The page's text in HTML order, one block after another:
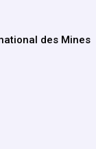
des Mines